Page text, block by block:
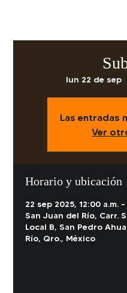
lun 22 de sep
Las entradas
Ver
Horario y ubicación
22 sep 2025, 12:00 a.m.
San Juan del Río, Carr.
Local B, San Pedro
Río, Qro., México